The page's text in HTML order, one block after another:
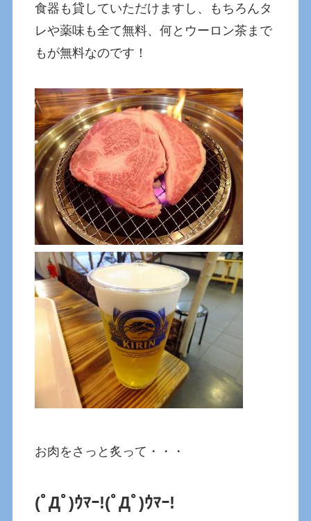
食器も貸していただけますし、もちろんタ
レや薬味も全て無料、何とウーロン茶まで
もが無料なのです！
お肉をさっと炙って・・・
(ﾟДﾟ)ｳﾏｰ!(ﾟДﾟ)ｳﾏｰ!